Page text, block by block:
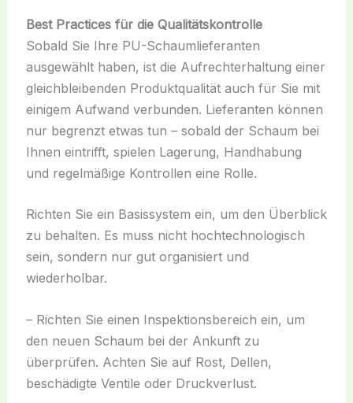
Best Practices für die Qualitätskontrolle
Sobald Sie Ihre PU-Schaumlieferanten
ausgewählt haben, ist die Aufrechterhaltung einer
gleichbleibenden Produktqualität auch für Sie mit
einigem Aufwand verbunden. Lieferanten können
nur begrenzt etwas tun – sobald der Schaum bei
Ihnen eintrifft, spielen Lagerung, Handhabung
und regelmäßige Kontrollen eine Rolle.
Richten Sie ein Basissystem ein, um den Überblick
zu behalten. Es muss nicht hochtechnologisch
sein, sondern nur gut organisiert und
wiederholbar.
– Richten Sie einen Inspektionsbereich ein, um
den neuen Schaum bei der Ankunft zu
überprüfen. Achten Sie auf Rost, Dellen,
beschädigte Ventile oder Druckverlust.